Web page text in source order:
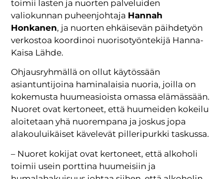
toimii lasten ja nuorten palveluiden
valiokunnan puheenjohtaja Hannah
Honkanen, ja nuorten ehkäisevän päihdetyön
verkostoa koordinoi nuorisotyöntekijä Hanna-
Kaisa Lähde.
Ohjausryhmällä on ollut käytössään
asiantuntijoina haminalaisia nuoria, joilla on
kokemusta huumeasioista omassa elämässään.
Nuoret ovat kertoneet, että huumeiden kokeilu
aloitetaan yhä nuorempana ja joskus jopa
alakouluikäiset kävelevät pilleripurkki taskussa.
– Nuoret kokijat ovat kertoneet, että alkoholi
toimii usein porttina huumeisiin ja